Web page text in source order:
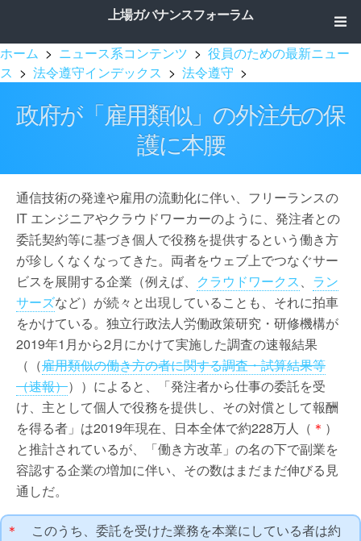
上場ガバナンスフォーラム
ホーム > ニュース系コンテンツ > 役員のための最新ニュー
ス > 法令遵守インデックス > 法令遵守 >
政府が「雇用類似」の外注先の保
護に本腰
通信技術の発達や雇用の流動化に伴い、フリーランスの
IT エンジニアやクラウドワーカーのように、発注者との
委託契約等に基づき個人で役務を提供するという働き方
が珍しくなくなってきた。両者をウェブ上でつなぐサー
ビスを展開する企業（例えば、 クラウドワークス、 ラン
サーズなど）が続々と出現していることも、それに拍車
をかけている。独立行政法人労働政策研究・研修機構が
2019年1月から2月にかけて実施した調査の速報結果
（（雇用類似の働き方の者に関する調査・試算結果等
（速報）））によると、「発注者から仕事の委託を受
け、主として個人で役務を提供し、その対償として報酬
を得る者」は2019年現在、日本全体で約228万人（ ＊ ）
と推計されているが、「働き方改革」の名の下で副業を
容認する企業の増加に伴い、その数はまだまだ伸びる見
通しだ。
＊
このうち、委託を受けた業務を本業にしている者は約